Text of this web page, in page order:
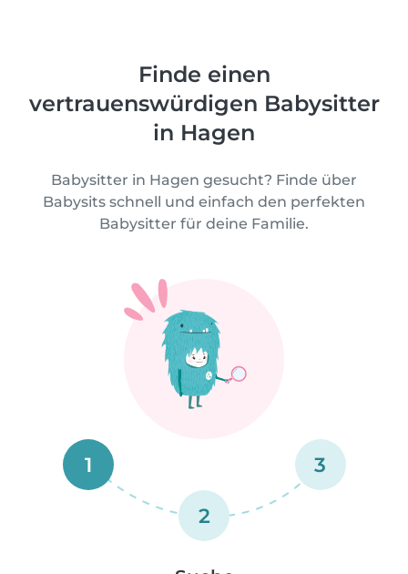
Finde einen
vertrauenswürdigen Babysitter
in Hagen
Babysitter in Hagen gesucht? Finde über
Babysits schnell und einfach den perfekten
Babysitter für deine Familie.
1
2
3